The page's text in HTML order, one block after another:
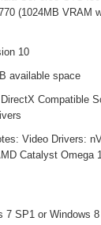
(1024MB VRAM
10
available space
Compatible
Video Drivers:
Catalyst Omega
7 SP1 or Windows